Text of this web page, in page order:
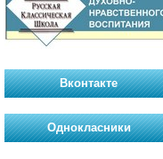
Вконтакте
Однокласники